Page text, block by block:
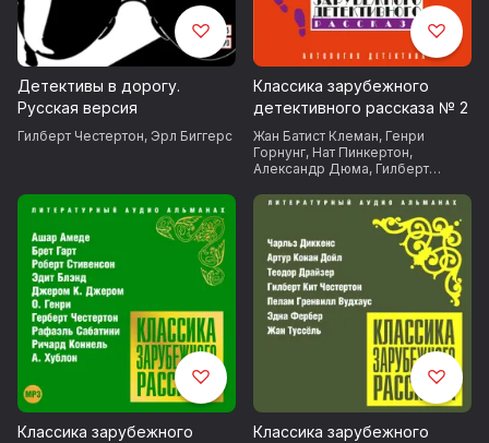
Детективы в дорогу.
Русская версия
Гилберт Честертон, Эрл Биггерс
Классика зарубежного
детективного рассказа № 2
Жан Батист Клеман, Генри
Горнунг, Нат Пинкертон,
Александр Дюма, Гилберт
Классика зарубежного
Классика зарубежного